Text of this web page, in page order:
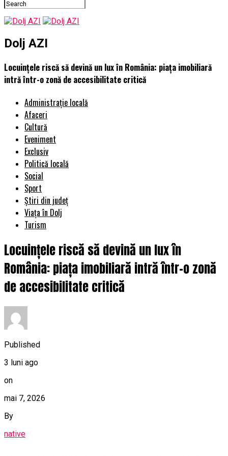
Dolj AZI
Locuințele riscă să devină un lux în România: piața imobiliară
intră într-o zonă de accesibilitate critică
Administrație locală
Afaceri
Cultură
Eveniment
Exclusiv
Politică locală
Social
Sport
Știri din județ
Viața în Dolj
Turism
Locuințele riscă să devină un lux în
România: piața imobiliară intră într-o zonă
de accesibilitate critică
Published
3 luni ago
on
mai 7, 2026
By
native